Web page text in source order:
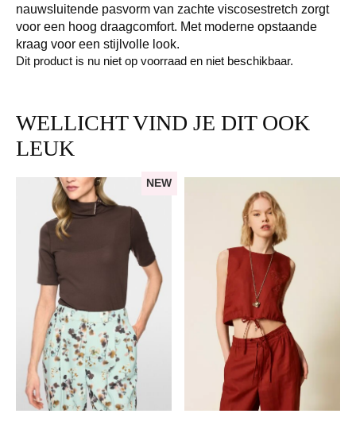
nauwsluitende pasvorm van zachte viscosestretch zorgt
voor een hoog draagcomfort. Met moderne opstaande
kraag voor een stijlvolle look.
Dit product is nu niet op voorraad en niet beschikbaar.
WELLICHT VIND JE DIT OOK
LEUK
NEW